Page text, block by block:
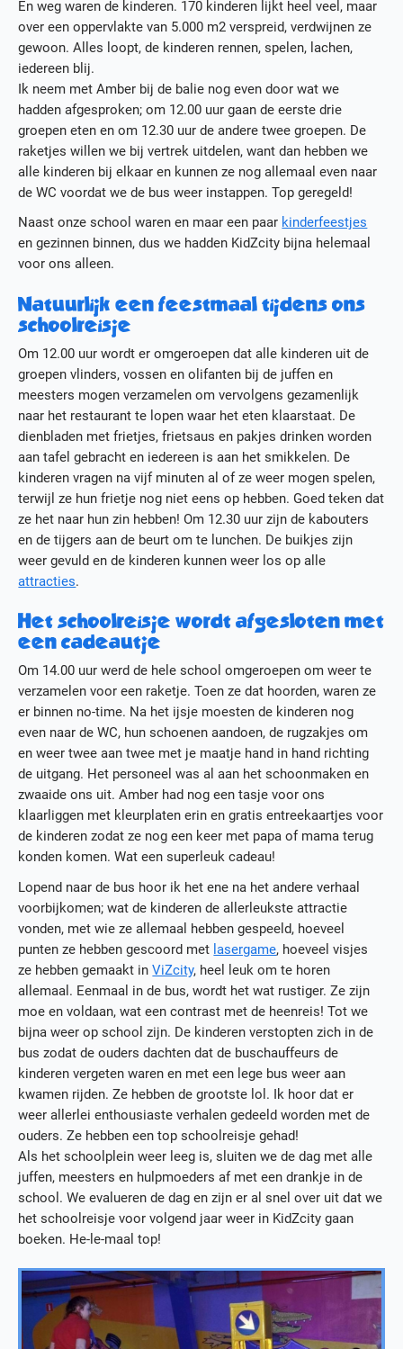
En weg waren de kinderen. 170 kinderen lijkt heel veel, maar
over een oppervlakte van 5.000 m2 verspreid, verdwijnen ze
gewoon. Alles loopt, de kinderen rennen, spelen, lachen,
iedereen blij.
Ik neem met Amber bij de balie nog even door wat we
hadden afgesproken; om 12.00 uur gaan de eerste drie
groepen eten en om 12.30 uur de andere twee groepen. De
raketjes willen we bij vertrek uitdelen, want dan hebben we
alle kinderen bij elkaar en kunnen ze nog allemaal even naar
de WC voordat we de bus weer instappen. Top geregeld!
Naast onze school waren en maar een paar kinderfeestjes
en gezinnen binnen, dus we hadden KidZcity bijna helemaal
voor ons alleen.
Natuurlijk een feestmaal tijdens ons
schoolreisje
Om 12.00 uur wordt er omgeroepen dat alle kinderen uit de
groepen vlinders, vossen en olifanten bij de juffen en
meesters mogen verzamelen om vervolgens gezamenlijk
naar het restaurant te lopen waar het eten klaarstaat. De
dienbladen met frietjes, frietsaus en pakjes drinken worden
aan tafel gebracht en iedereen is aan het smikkelen. De
kinderen vragen na vijf minuten al of ze weer mogen spelen,
terwijl ze hun frietje nog niet eens op hebben. Goed teken dat
ze het naar hun zin hebben! Om 12.30 uur zijn de kabouters
en de tijgers aan de beurt om te lunchen. De buikjes zijn
weer gevuld en de kinderen kunnen weer los op alle
attracties.
Het schoolreisje wordt afgesloten met
een cadeautje
Om 14.00 uur werd de hele school omgeroepen om weer te
verzamelen voor een raketje. Toen ze dat hoorden, waren ze
er binnen no-time. Na het ijsje moesten de kinderen nog
even naar de WC, hun schoenen aandoen, de rugzakjes om
en weer twee aan twee met je maatje hand in hand richting
de uitgang. Het personeel was al aan het schoonmaken en
zwaaide ons uit. Amber had nog een tasje voor ons
klaarliggen met kleurplaten erin en gratis entreekaartjes voor
de kinderen zodat ze nog een keer met papa of mama terug
konden komen. Wat een superleuk cadeau!
Lopend naar de bus hoor ik het ene na het andere verhaal
voorbijkomen; wat de kinderen de allerleukste attractie
vonden, met wie ze allemaal hebben gespeeld, hoeveel
punten ze hebben gescoord met lasergame, hoeveel visjes
ze hebben gemaakt inViZcity, heel leuk om te horen
allemaal. Eenmaal in de bus, wordt het wat rustiger. Ze zijn
moe en voldaan, wat een contrast met de heenreis! Tot we
bijna weer op school zijn. De kinderen verstopten zich in de
bus zodat de ouders dachten dat de buschauffeurs de
kinderen vergeten waren en met een lege bus weer aan
kwamen rijden. Ze hebben de grootste lol. Ik hoor dat er
weer allerlei enthousiaste verhalen gedeeld worden met de
ouders. Ze hebben een top schoolreisje gehad!
Als het schoolplein weer leeg is, sluiten we de dag met alle
juffen, meesters en hulpmoeders af met een drankje in de
school. We evalueren de dag en zijn er al snel over uit dat we
het schoolreisje voor volgend jaar weer in KidZcity gaan
boeken. He-le-maal top!